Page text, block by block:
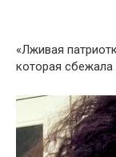
«Лживaя
которая сбежaла